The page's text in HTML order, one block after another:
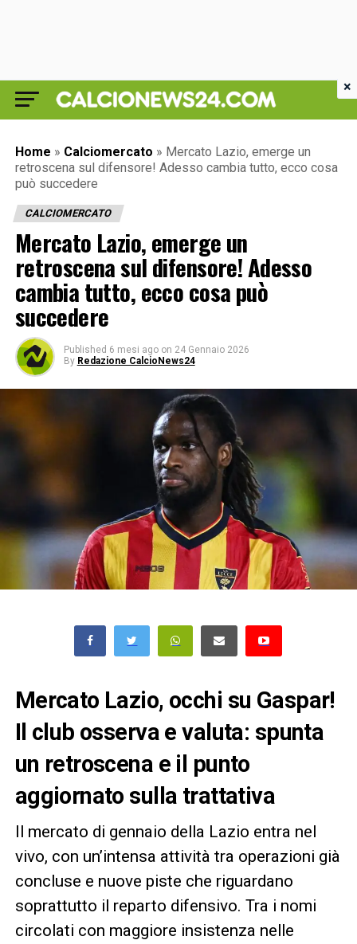
Home » Calciomercato » Mercato Lazio, emerge un
retroscena sul difensore! Adesso cambia tutto, ecco cosa
può succedere
CALCIOMERCATO
Mercato Lazio, emerge un
retroscena sul difensore! Adesso
cambia tutto, ecco cosa può
succedere
Published 6 mesi ago on 24 Gennaio 2026
By Redazione CalcioNews24
Mercato Lazio, occhi su Gaspar!
Il club osserva e valuta: spunta
un retroscena e il punto
aggiornato sulla trattativa
Il mercato di gennaio della Lazio entra nel
vivo, con un’intensa attività tra operazioni già
concluse e nuove piste che riguardano
soprattutto il reparto difensivo. Tra i nomi
circolati con maggiore insistenza nelle
×